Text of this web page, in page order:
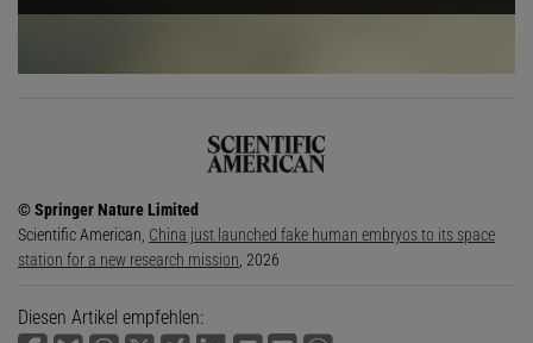
© Springer Nature Limited
Scientific American, China just launched fake human embryos to its space
station for a new research mission , 2026
Diesen Artikel empfehlen: